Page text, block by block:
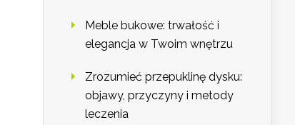
Meble bukowe: trwałość i
elegancja w Twoim wnętrzu
Zrozumieć przepuklinę dysku:
objawy, przyczyny i metody
leczenia